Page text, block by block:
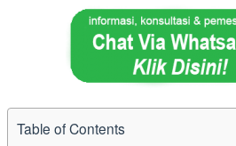
Table of Contents